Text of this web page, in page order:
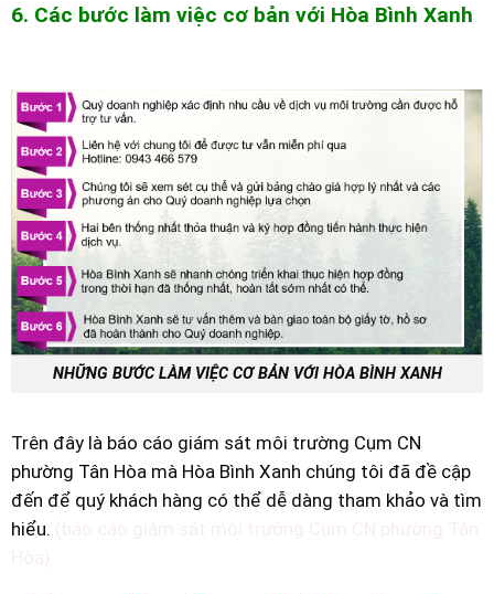
6. Các bước làm việc cơ bản với Hòa Bình Xanh
NHỮNG BƯỚC LÀM VIỆC CƠ BẢN VỚI HÒA BÌNH XANH
Trên đây là báo cáo giám sát môi trường Cụm CN
phường Tân Hòa mà Hòa Bình Xanh chúng tôi đã đề cập
đến để quý khách hàng có thể dễ dàng tham khảo và tìm
hiểu.